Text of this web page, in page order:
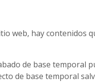
web, hay contenidos
de base temporal
de base temporal